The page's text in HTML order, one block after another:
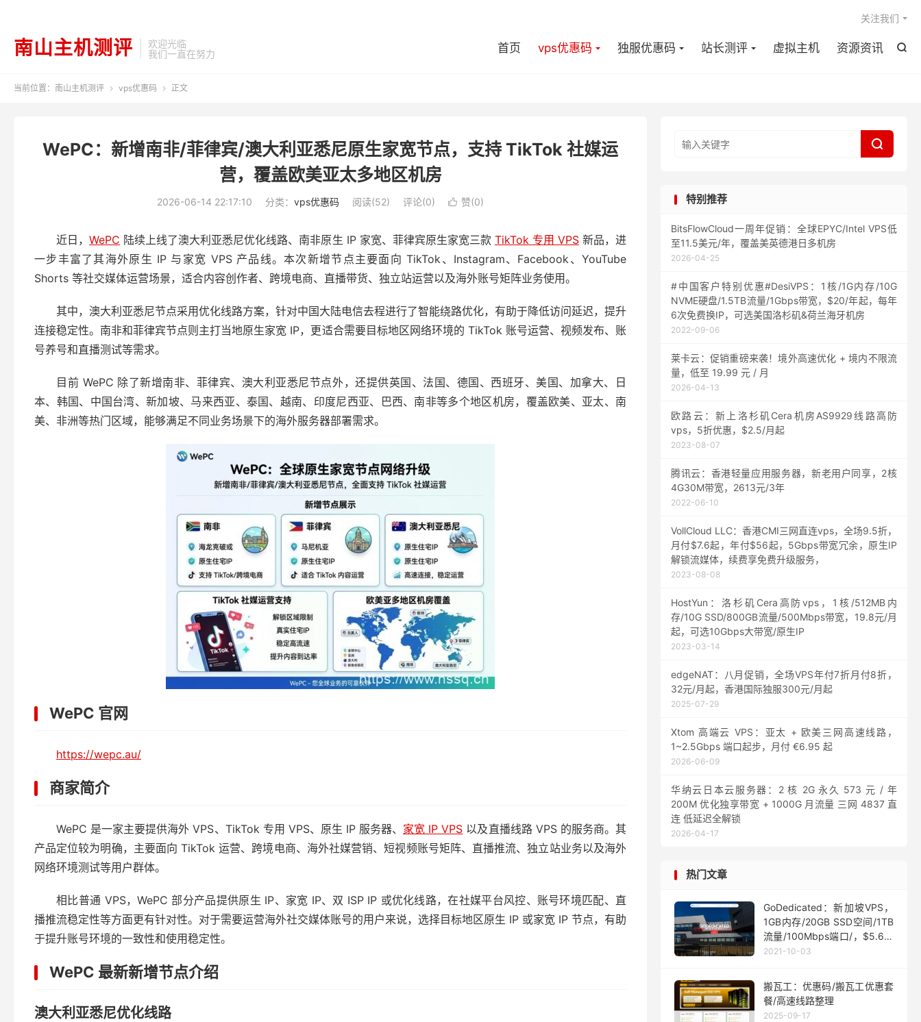
南山主机测评
欢迎光临
我们一直在努力

首页 vps优惠码 独服优惠码 站长测评 虚拟主机 资源资讯
关注我们
当前位置： 南山主机测评  vps优惠码  正文
WePC：新增南非/菲律宾/澳大利亚悉尼原生家宽节点，支持 TikTok 社媒运
营，覆盖欧美亚太多地区机房
2026-06-14 22:17:10 分类： vps优惠码 阅读(52) 评论(0)  赞(0)
近日，WePC 陆续上线了澳大利亚悉尼优化线路、南非原生 IP 家宽、菲律宾原生家宽三款 TikTok 专用 VPS新品，进
一步丰富了其海外原生 IP 与家宽 VPS 产品线。本次新增节点主要面向 TikTok、Instagram、Facebook、YouTube
Shorts 等社交媒体运营场景，适合内容创作者、跨境电商、直播带货、独立站运营以及海外账号矩阵业务使用。
其中，澳大利亚悉尼节点采用优化线路方案，针对中国大陆电信去程进行了智能绕路优化，有助于降低访问延迟，提升
连接稳定性。南非和菲律宾节点则主打当地原生家宽 IP，更适合需要目标地区网络环境的 TikTok 账号运营、视频发布、账
号养号和直播测试等需求。
目前 WePC 除了新增南非、菲律宾、澳大利亚悉尼节点外，还提供英国、法国、德国、西班牙、美国、加拿大、日
本、韩国、中国台湾、新加坡、马来西亚、泰国、越南、印度尼西亚、巴西、南非等多个地区机房，覆盖欧美、亚太、南
美、非洲等热门区域，能够满足不同业务场景下的海外服务器部署需求。
WePC 官网
https://wepc.au/
商家简介
WePC 是一家主要提供海外 VPS、TikTok 专用 VPS、原生 IP 服务器、 家宽 IP VPS 以及直播线路 VPS 的服务商。其
产品定位较为明确，主要面向 TikTok 运营、跨境电商、海外社媒营销、短视频账号矩阵、直播推流、独立站业务以及海外
网络环境测试等用户群体。
相比普通 VPS，WePC 部分产品提供原生 IP、家宽 IP、双 ISP IP 或优化线路，在社媒平台风控、账号环境匹配、直
播推流稳定性等方面更有针对性。对于需要运营海外社交媒体账号的用户来说，选择目标地区原生 IP 或家宽 IP 节点，有助
于提升账号环境的一致性和使用稳定性。
WePC 最新新增节点介绍
澳大利亚悉尼优化线路

特别推荐
BitsFlowCloud一周年促销：全球EPYC/Intel VPS低
至11.5美元/年，覆盖美英德港日多机房
2026-04-25
#中国客户特别优惠#DesiVPS：1核/1G内存/10G
NVME硬盘/1.5TB流量/1Gbps带宽，$20/年起，每年
6次免费换IP，可选美国洛杉矶&荷兰海牙机房
2022-09-06
莱卡云：促销重磅来袭！境外高速优化 + 境内不限流
量，低至 19.99 元 / 月
2026-04-13
欧路云：新上洛杉矶Cera机房AS9929线路高防
vps，5折优惠，$2.5/月起
2023-08-07
腾讯云：香港轻量应用服务器，新老用户同享，2核
4G30M带宽，2613元/3年
2022-06-10
VollCloud LLC：香港CMI三网直连vps，全场9.5折，
月付$7.6起，年付$56起，5Gbps带宽冗余，原生IP
解锁流媒体，续费享免费升级服务，
2023-08-08
HostYun：洛杉矶Cera高防vps，1核/512MB内
存/10G SSD/800GB流量/500Mbps带宽，19.8元/月
起，可选10Gbps大带宽/原生IP
2023-03-14
edgeNAT：八月促销，全场VPS年付7折月付8折，
32元/月起，香港国际独服300元/月起
2025-07-29
Xtom 高端云 VPS：亚太 + 欧美三网高速线路，
1~2.5Gbps 端口起步，月付 €6.95 起
2026-06-09
华纳云日本云服务器：2 核 2G 永久 573 元 / 年
200M 优化独享带宽 + 1000G 月流量 三网 4837 直
连 低延迟全解锁
2026-04-17
热门文章
GoDedicated：新加坡VPS，
1GB内存/20GB SSD空间/1TB
流量/100Mbps端口/，$5.63/
月起
2021-10-03
搬瓦工：优惠码/搬瓦工优惠套
餐/高速线路整理
2025-09-17